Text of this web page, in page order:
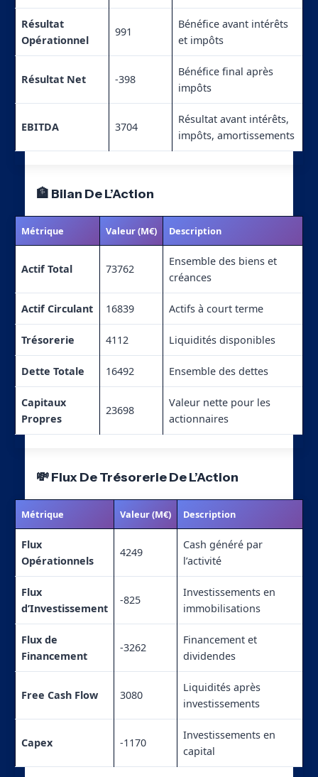
Résultat
Opérationnel
991
Bénéfice avant intérêts
et impôts
Résultat Net -398
Bénéfice final après
impôts
EBITDA 3704
Résultat avant intérêts,
impôts, amortissements
🏦 Bilan De L’Action
Métrique Valeur (M€) Description
Actif Total 73762
Ensemble des biens et
créances
Actif Circulant 16839 Actifs à court terme
Trésorerie 4112 Liquidités disponibles
Dette Totale 16492 Ensemble des dettes
Capitaux
Propres
23698
Valeur nette pour les
actionnaires
💸 Flux De Trésorerie De L’Action
Métrique Valeur (M€) Description
Flux
Opérationnels
4249
Cash généré par
l’activité
Flux
d’Investissement
-825
Investissements en
immobilisations
Flux de
Financement
-3262
Financement et
dividendes
Free Cash Flow 3080
Liquidités après
investissements
Capex -1170
Investissements en
capital